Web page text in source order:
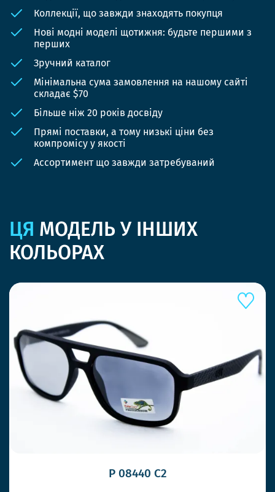
Коллекції, що завжди знаходять покупця
Нові модні моделі щотижня: будьте першими з
перших
Зручний каталог
Мінімальна сума замовлення на нашому сайті
складає $70
Більше ніж 20 років досвіду
Прямі поставки, а тому низькі ціни без
компромісу у якості
Ассортимент що завжди затребуваний
ЦЯ МОДЕЛЬ У ІНШИХ
КОЛЬОРАХ
P 08440 С2